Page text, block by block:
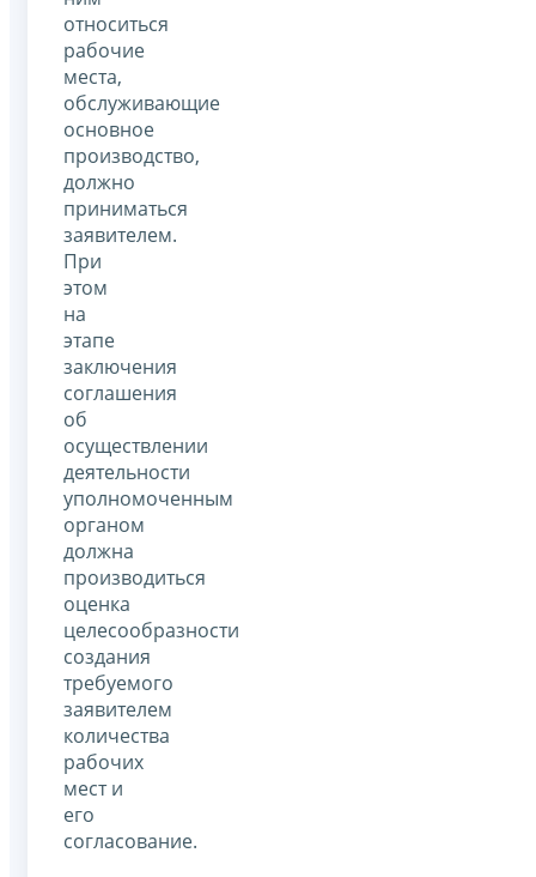
относиться
рабочие
места,
обслуживающие
основное
производство,
должно
приниматься
заявителем.
При
этом
на
этапе
заключения
соглашения
об
осуществлении
деятельности
уполномоченным
органом
должна
производиться
оценка
целесообразности
создания
требуемого
заявителем
количества
рабочих
мест и
его
согласование.